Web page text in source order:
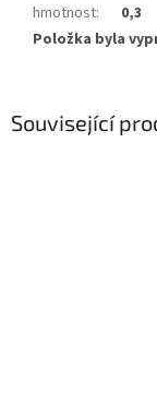
Související
hmotnost:
0,3
Položka byla